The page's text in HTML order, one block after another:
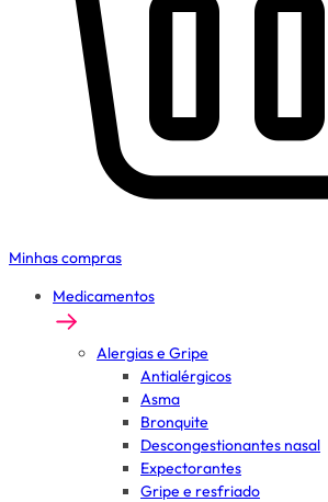
Minhas compras
Medicamentos
Alergias e Gripe
Antialérgicos
Asma
Bronquite
Descongestionantes nasal
Expectorantes
Gripe e resfriado